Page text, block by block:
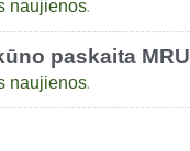
naujienos
paskaita MRU
naujienos.